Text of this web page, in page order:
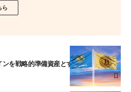
ら
を戦略的準備資産とする法案を提出